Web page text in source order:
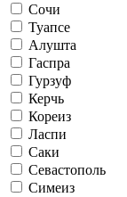
Сочи
Туапсе
Алушта
Гаспра
Гурзуф
Керчь
Кореиз
Ласпи
Саки
Севастополь
Симеиз